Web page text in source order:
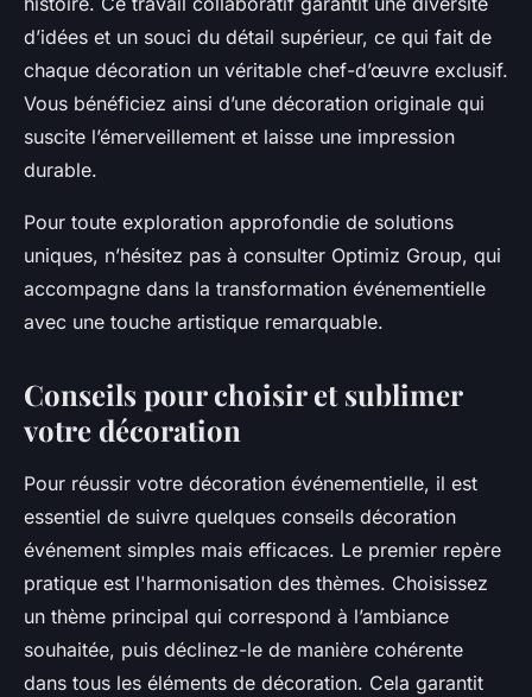
d’idées et un souci du détail supérieur, ce qui fait de
chaque décoration un véritable chef-d’œuvre exclusif.
Vous bénéficiez ainsi d’une décoration originale qui
suscite l’émerveillement et laisse une impression
durable.
Pour toute exploration approfondie de solutions
uniques, n’hésitez pas à consulter Optimiz Group, qui
accompagne dans la transformation événementielle
avec une touche artistique remarquable.
Conseils pour choisir et sublimer
votre décoration
Pour réussir votre décoration événementielle, il est
essentiel de suivre quelques conseils décoration
événement simples mais efficaces. Le premier repère
pratique est l'harmonisation des thèmes. Choisissez
un thème principal qui correspond à l’ambiance
souhaitée, puis déclinez-le de manière cohérente
dans tous les éléments de décoration. Cela garantit